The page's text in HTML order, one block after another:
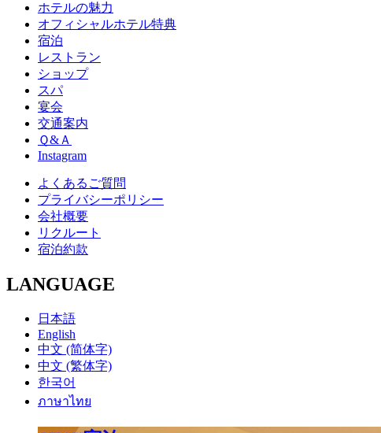
ホテルの魅力
オフィシャルホテル特典
宿泊
レストラン
ショップ
スパ
宴会
交通案内
Ｑ&Ａ
Instagram
よくあるご質問
プライバシーポリシー
会社概要
リクルート
宿泊約款
LANGUAGE
日本語
English
中文 (简体字)
中文 (繁体字)
한국어
ภาษาไทย